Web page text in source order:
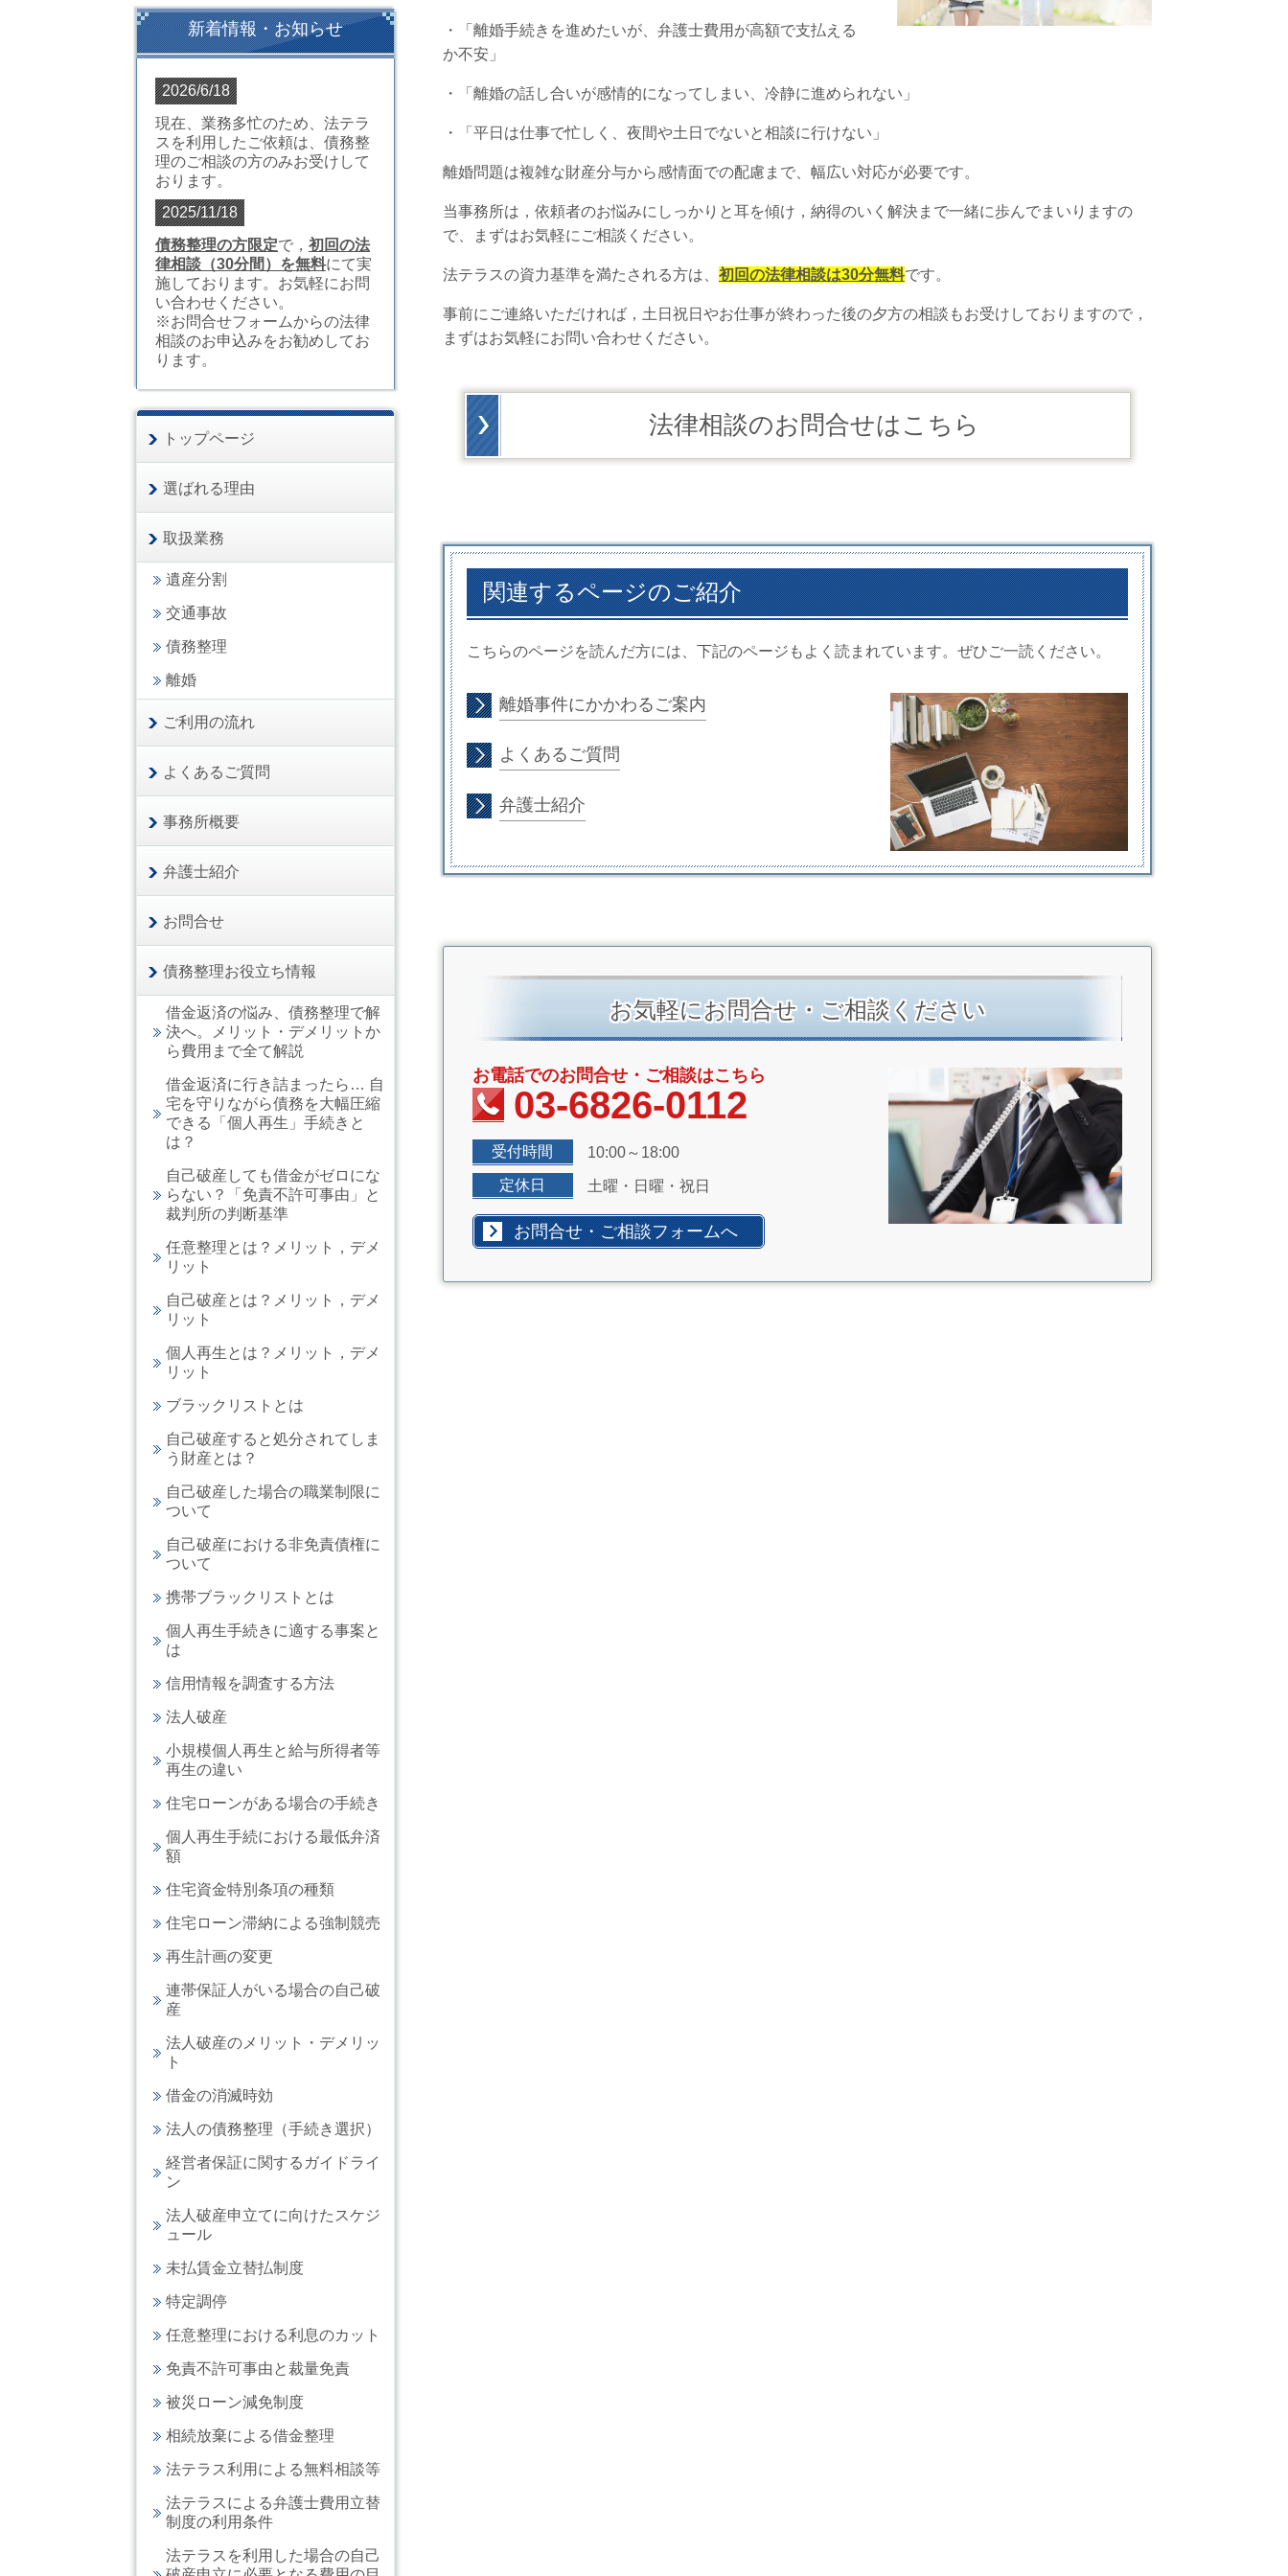
・「離婚手続きを進めたいが、弁護士費用が高額で支払える
か不安」
・「離婚の話し合いが感情的になってしまい、冷静に進められない」
・「平日は仕事で忙しく、夜間や土日でないと相談に行けない」
離婚問題は複雑な財産分与から感情面での配慮まで、幅広い対応が必要です。
当事務所は，依頼者のお悩みにしっかりと耳を傾け，納得のいく解決まで一緒に歩んでまいりますの
で、まずはお気軽にご相談ください。
法テラスの資力基準を満たされる方は 初回の法律相談は30分無料です。
事前にご連絡いただければ，土日祝日やお仕事が終わった後の夕方の相談もお受けしておりますので，
まずはお気軽にお問い合わせください。
法律相談のお問合せはこちら
関連するページのご紹介
こちらのページを読んだ方には、下記のページもよく読まれています。ぜひご一読ください。
離婚事件にかかわるご案内
よくあるご質問
弁護士紹介
お気軽にお問合せ・ご相談ください
お電話でのお問合せ・ご相談はこちら
03-6826-0112
受付時間 10:00～18:00
定休日 土曜・日曜・祝日
お問合せ・ご相談フォームへ
新着情報・お知らせ
2026/6/18
現在、業務多忙のため、法テラ
スを利用したご依頼は、債務整
理のご相談の方のみお受けして
おります。
2025/11/18
債務整理の方限定で， 初回の法
律相談（30分間）を無料にて実
施しております。お気軽にお問
い合わせください。
※お問合せフォームからの法律
相談のお申込みをお勧めしてお
ります。
トップページ
選ばれる理由
取扱業務
遺産分割
交通事故
債務整理
離婚
ご利用の流れ
よくあるご質問
事務所概要
弁護士紹介
お問合せ
債務整理お役立ち情報
借金返済の悩み、債務整理で解
決へ。メリット・デメリットか
ら費用まで全て解説
借金返済に行き詰まったら… 自
宅を守りながら債務を大幅圧縮
できる「個人再生」手続きと
は？
自己破産しても借金がゼロにな
らない？「免責不許可事由」と
裁判所の判断基準
任意整理とは？メリット，デメ
リット
自己破産とは？メリット，デメ
リット
個人再生とは？メリット，デメ
リット
ブラックリストとは
自己破産すると処分されてしま
う財産とは？
自己破産した場合の職業制限に
ついて
自己破産における非免責債権に
ついて
携帯ブラックリストとは
個人再生手続きに適する事案と
は
信用情報を調査する方法
法人破産
小規模個人再生と給与所得者等
再生の違い
住宅ローンがある場合の手続き
個人再生手続における最低弁済
額
住宅資金特別条項の種類
住宅ローン滞納による強制競売
再生計画の変更
連帯保証人がいる場合の自己破
産
法人破産のメリット・デメリッ
ト
借金の消滅時効
法人の債務整理（手続き選択）
経営者保証に関するガイドライ
ン
法人破産申立てに向けたスケジ
ュール
未払賃金立替払制度
特定調停
任意整理における利息のカット
免責不許可事由と裁量免責
被災ローン減免制度
相続放棄による借金整理
法テラス利用による無料相談等
法テラスによる弁護士費用立替
制度の利用条件
法テラスを利用した場合の自己